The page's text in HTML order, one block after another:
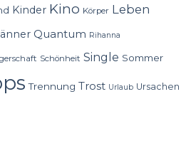
Kinder Kino Körper Leben
Quantum Rihanna
Schönheit Single Sommer
Trennung Trost Urlaub Ursachen